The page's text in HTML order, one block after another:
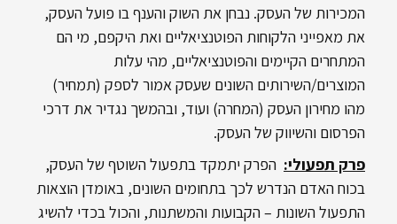
המכירות של העסק. נבחן את השוק והענף בו פועל העסק,
את מאפייני הלקוחות הפוטנציאליים ואת היקפם, מי הם
המתחרים הקיימים והפוטנציאליים, מהי עלות
המוצרים/השירותים השונים שעסק אמור לספק (תמחיר)
מהו מחירון העסק (המחרה) ועוד, ובהמשך נגדיר את דרכי
הפרסום והשיווק של העסק.
פרק תפעולי: הפרק יתמקד בתפעול השוטף של העסק,
בכוח האדם הנדרש לכך בתחומים השונים, באומדן הוצאות
התפעול השונות – הקבועות והמשתנות, והכול בכדי להשיג